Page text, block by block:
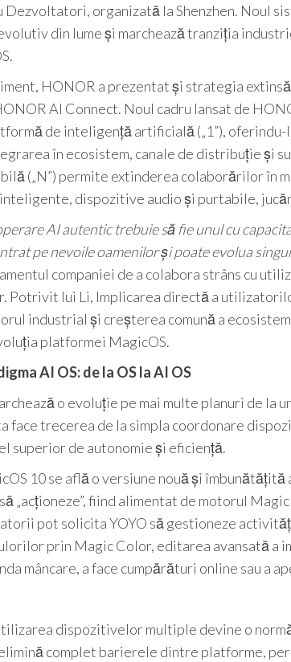
Dezvoltatori, organizată la Shenzhen. Noul
din lume și marchează tranziția
HONOR a prezentat și strategia
AI Connect. Noul cadru lansat de
de inteligență artificială („1”),
în ecosistem, canale de distribuție și
(„N”) permite extinderea colaborărilor în
dispozitive audio și purtabile,
AI autentic trebuie să fie unul cu
pe nevoile oamenilor și poate evolua
companiei de a colabora strâns cu
Potrivit lui Li, Implicarea directă a
industrial și creșterea comună a
platformei MagicOS.
AI OS: de la OS la AI OS
o evoluție pe mai multe planuri de la
face trecerea de la simpla coordonare
superior de autonomie și eficiență.
10 se află o versiune nouă și îmbunătățită
să „acționeze”, fiind alimentat de motorul
pot solicita YOYO să gestioneze
prin Magic Color, editarea avansată a
mâncare, a face cumpărături online sau a
dispozitivelor multiple devine o
complet barierele dintre platforme,